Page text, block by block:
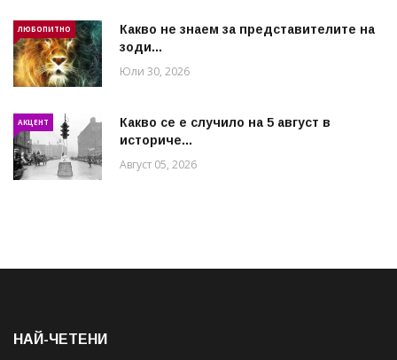
ЛЮБОПИТНО
Какво не знаем за представителите на
зоди...
Юли 30, 2026
АКЦЕНТ
Какво се е случило на 5 август в
историче...
Август 05, 2026
НАЙ-ЧЕТЕНИ